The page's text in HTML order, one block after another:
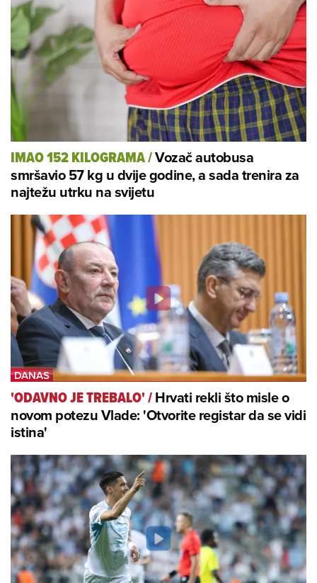
IMAO 152 KILOGRAMA/Vozač autobusa
smršavio 57 kg u dvije godine, a sada trenira za
najtežu utrku na svijetu
'ODAVNO JE TREBALO'/Hrvati rekli što misle o
novom potezu Vlade: 'Otvorite registar da se vidi
istina'